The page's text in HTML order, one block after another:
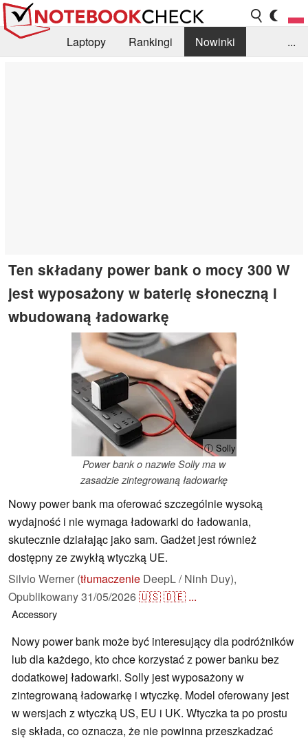
Laptopy Rankingi
Nowinki
...
Ten składany power bank o mocy 300 W
jest wyposażony w baterię słoneczną i
wbudowaną ładowarkę
ⓘ Solly
Power bank o nazwie Solly ma w
zasadzie zintegrowaną ładowarkę
Nowy power bank ma oferować szczególnie wysoką
wydajność i nie wymaga ładowarki do ładowania,
skutecznie działając jako sam. Gadżet jest również
dostępny ze zwykłą wtyczką UE.
Silvio Werner (tłumaczenie DeepL / Ninh Duy),
Opublikowany31/05/2026🇺🇸🇩🇪 ...
Accessory
Nowy power bank może być interesujący dla podróżników
lub dla każdego, kto chce korzystać z power banku bez
dodatkowej ładowarki. Solly jest wyposażony w
zintegrowaną ładowarkę i wtyczkę. Model oferowany jest
w wersjach z wtyczką US, EU i UK. Wtyczka ta po prostu
się składa, co oznacza, że nie powinna przeszkadzać